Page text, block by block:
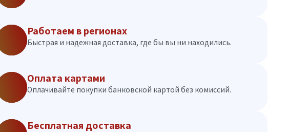
Работаем в регионах
Быстрая и надежная доставка, где бы вы ни находились.
Оплата картами
Оплачивайте покупки банковской картой без комиссий.
Бесплатная доставка